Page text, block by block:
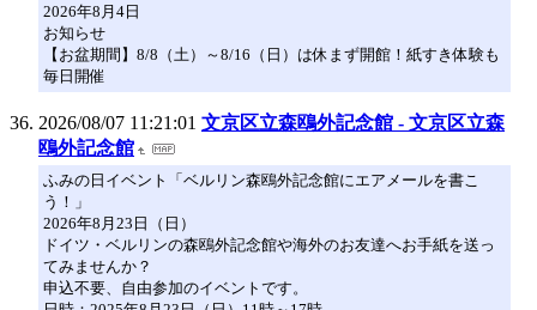
2026年8月4日
お知らせ
【お盆期間】8/8（土）～8/16（日）は休まず開館！紙すき体験も
毎日開催
2026/08/07 11:21:01 文京区立森鴎外記念館 - 文京区立森
鴎外記念館
ふみの日イベント「ベルリン森鴎外記念館にエアメールを書こ
う！」
2026年8月23日（日）
ドイツ・ベルリンの森鴎外記念館や海外のお友達へお手紙を送っ
てみませんか？
申込不要、自由参加のイベントです。